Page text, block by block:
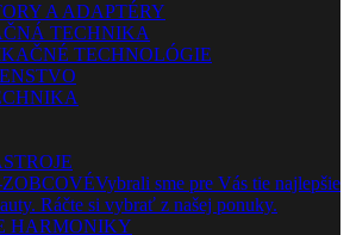
A ADAPTÉRY
TECHNIKA
TECHNOLÓGIE
Vybrali sme pre Vás tie najlepšie
Ráčte si vybrať z našej ponuky.
HARMONIKY